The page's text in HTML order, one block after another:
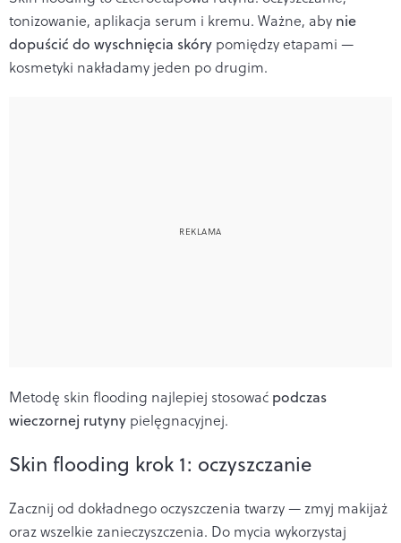
tonizowanie, aplikacja serum i kremu. Ważne, aby nie
dopuścić do wyschnięcia skóry pomiędzy etapami —
kosmetyki nakładamy jeden po drugim.
Metodę skin flooding najlepiej stosować podczas
wieczornej rutyny pielęgnacyjnej.
Skin flooding krok 1: oczyszczanie
Zacznij od dokładnego oczyszczenia twarzy — zmyj makijaż
oraz wszelkie zanieczyszczenia. Do mycia wykorzystaj